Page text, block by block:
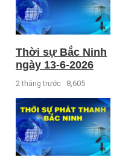
Thời sự Bắc Ninh
ngày 13-6-2026
2 tháng trước 8,605